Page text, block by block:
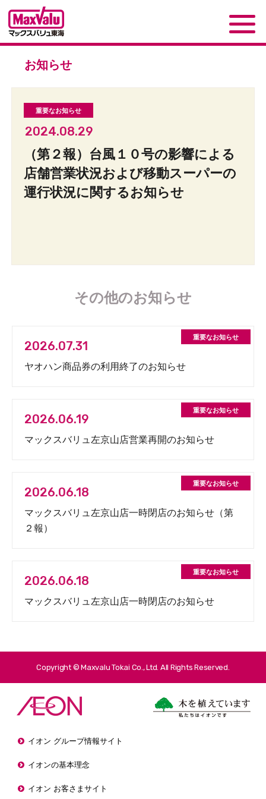
お知らせ
2024.08.29
（第２報）台風１０号の影響による
店舗営業状況および移動スーパーの
運行状況に関するお知らせ
その他のお知らせ
2026.07.31
ヤオハン商品券の利用終了のお知らせ
2026.06.19
マックスバリュ左京山店営業再開のお知らせ
2026.06.18
マックスバリュ左京山店一時閉店のお知らせ（第
２報）
2026.06.18
マックスバリュ左京山店一時閉店のお知らせ
Copyright © Maxvalu Tokai Co., Ltd. All Rights Reserved.
イオン グループ情報サイト
イオンの基本理念
イオン お客さまサイト